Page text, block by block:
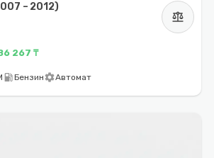
– 2012)
balance
267 ₸
local_gas_stationБензинsettingsАвтомат